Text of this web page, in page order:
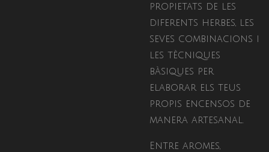
propietats de les
diferents herbes, les
seves combinacions i
les tècniques
bàsiques per
elaborar els teus
propis encensos de
manera artesanal.
Entre aromes,